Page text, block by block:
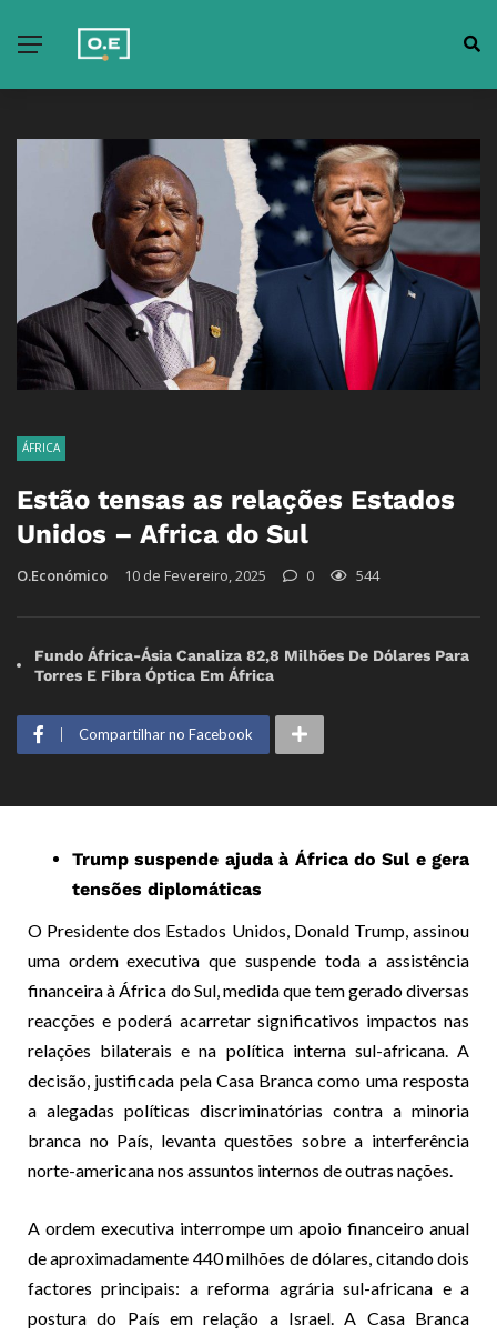
ÁFRICA
Estão tensas as relações Estados
Unidos – Africa do Sul
O.Económico 10 de Fevereiro, 2025 0 544
Fundo África-Ásia Canaliza 82,8 Milhões De Dólares Para
Torres E Fibra Óptica Em África
Compartilhar no Facebook
Trump suspende ajuda à África do Sul e gera
tensões diplomáticas
O Presidente dos Estados Unidos, Donald Trump, assinou
uma ordem executiva que suspende toda a assistência
financeira à África do Sul, medida que tem gerado diversas
reacções e poderá acarretar significativos impactos nas
relações bilaterais e na política interna sul-africana. A
decisão, justificada pela Casa Branca como uma resposta
a alegadas políticas discriminatórias contra a minoria
branca no País, levanta questões sobre a interferência
norte-americana nos assuntos internos de outras nações.
A ordem executiva interrompe um apoio financeiro anual
de aproximadamente 440 milhões de dólares, citando dois
factores principais: a reforma agrária sul-africana e a
postura do País em relação a Israel. A Casa Branca